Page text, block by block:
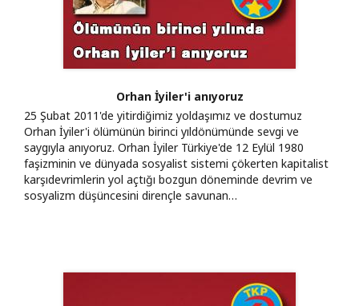
Orhan İyiler'i anıyoruz
25 Şubat 2011'de yitirdiğimiz yoldaşımız ve dostumuz
Orhan İyiler'i ölümünün birinci yıldönümünde sevgi ve
saygıyla anıyoruz. Orhan İyiler Türkiye'de 12 Eylül 1980
faşizminin ve dünyada sosyalist sistemi çökerten kapitalist
karşıdevrimlerin yol açtığı bozgun döneminde devrim ve
sosyalizm düşüncesini dirençle savunan…